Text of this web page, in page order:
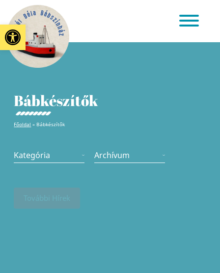
Eszköztár megnyitása
Bábkészítők
Főoldal » Bábkészítők
Kategória Archívum